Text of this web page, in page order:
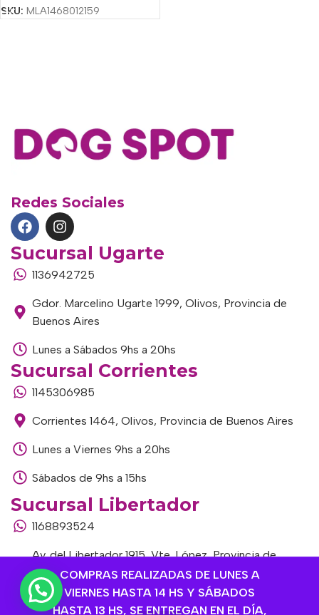
COMPRAS REALIZADAS DE LUNES A
VIERNES HASTA 14 HS Y SÁBADOS
HASTA 13 HS, SE ENTREGAN EN EL DÍA,
SKU: MLA1468012159
Redes Sociales
Sucursal Ugarte
1136942725
Gdor. Marcelino Ugarte 1999, Olivos, Provincia de
Buenos Aires
Lunes a Sábados 9hs a 20hs
Sucursal Corrientes
1145306985
Corrientes 1464, Olivos, Provincia de Buenos Aires
Lunes a Viernes 9hs a 20hs
Sábados de 9hs a 15hs
Sucursal Libertador
1168893524
Av. del Libertador 1915, Vte. López, Provincia de
Buenos Aires
Lunes a Viernes de 9hs a 13hs / 16hs a 20hs